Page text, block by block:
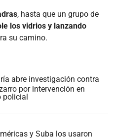
, hasta que un grupo de
los vidrios y lanzando
su camino.
abre investigación contra
por intervención en
policial
y Suba los usaron